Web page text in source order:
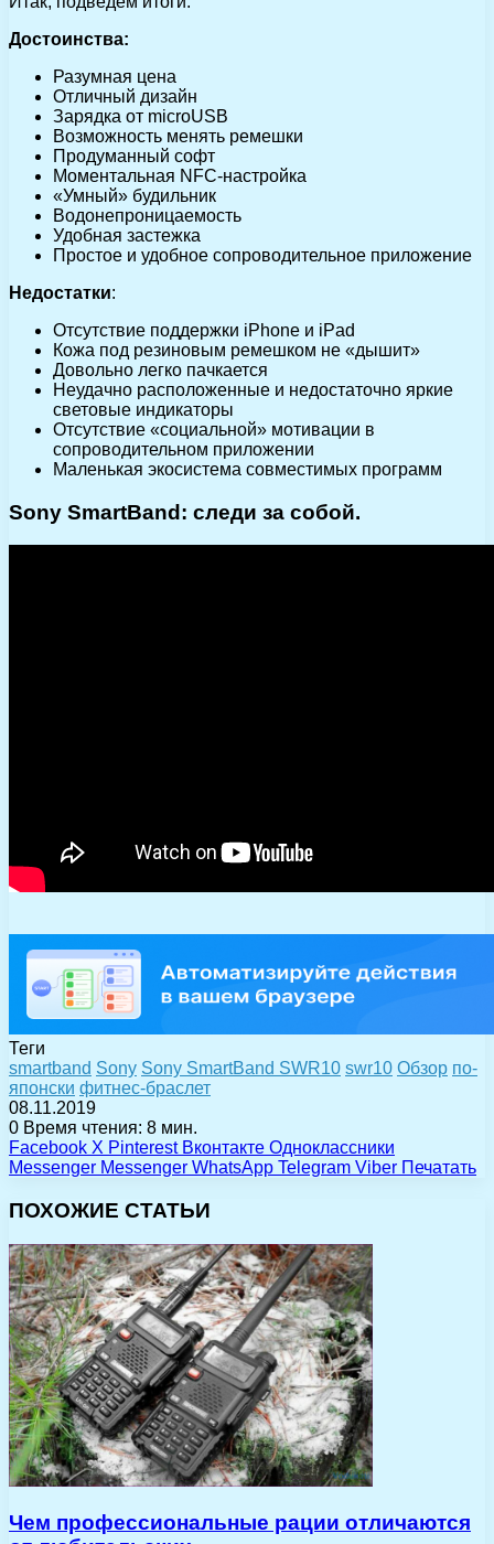
Достоинства:
Разумная цена
Отличный дизайн
Зарядка от microUSB
Возможность менять ремешки
Продуманный софт
Моментальная NFC-настройка
«Умный» будильник
Водонепроницаемость
Удобная застежка
Простое и удобное сопроводительное приложение
Недостатки:
Отсутствие поддержки iPhone и iPad
Кожа под резиновым ремешком не «дышит»
Довольно легко пачкается
Неудачно расположенные и недостаточно яркие
световые индикаторы
Отсутствие «социальной» мотивации в
сопроводительном приложении
Маленькая экосистема совместимых программ
Sony SmartBand: следи за собой.
Теги
smartband Sony Sony SmartBand SWR10 swr10 Обзор по-
японски фитнес-браслет
08.11.2019
0 Время чтения: 8 мин.
Facebook X Pinterest Вконтакте Одноклассники
Messenger Messenger WhatsApp Telegram Viber Печатать
ПОХОЖИЕ СТАТЬИ
Чем профессиональные рации отличаются